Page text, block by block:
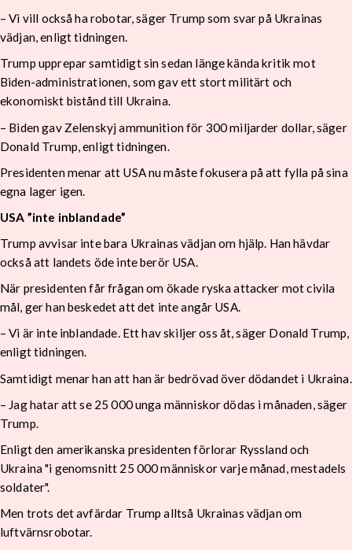
– Vi vill också ha robotar, säger Trump som svar på Ukrainas
vädjan, enligt tidningen.
Trump upprepar samtidigt sin sedan länge kända kritik mot
Biden-administrationen, som gav ett stort militärt och
ekonomiskt bistånd till Ukraina.
– Biden gav Zelenskyj ammunition för 300 miljarder dollar, säger
Donald Trump, enligt tidningen.
Presidenten menar att USA nu måste fokusera på att fylla på sina
egna lager igen.
USA ”inte inblandade”
Trump avvisar inte bara Ukrainas vädjan om hjälp. Han hävdar
också att landets öde inte berör USA.
När presidenten får frågan om ökade ryska attacker mot civila
mål, ger han beskedet att det inte angår USA.
– Vi är inte inblandade. Ett hav skiljer oss åt, säger Donald Trump,
enligt tidningen.
Samtidigt menar han att han är bedrövad över dödandet i Ukraina.
– Jag hatar att se 25 000 unga människor dödas i månaden, säger
Trump.
Enligt den amerikanska presidenten förlorar Ryssland och
Ukraina "i genomsnitt 25 000 människor varje månad, mestadels
soldater".
Men trots det avfärdar Trump alltså Ukrainas vädjan om
luftvärnsrobotar.